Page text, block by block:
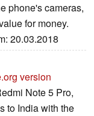
phone's cameras,
for money.
20.03.2018
version
Note 5 Pro,
to India with the